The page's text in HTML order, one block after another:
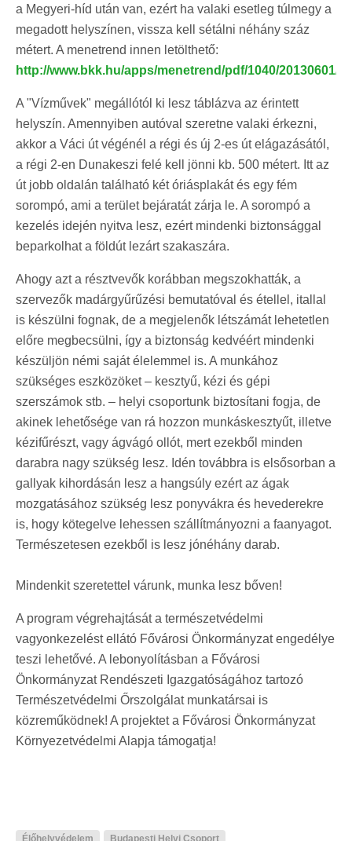
a Megyeri-híd után van, ezért ha valaki esetleg túlmegy a
megadott helyszínen, vissza kell sétálni néhány száz
métert. A menetrend innen letölthető:
http://www.bkk.hu/apps/menetrend/pdf/1040/20130601/
A "Vízművek" megállótól ki lesz táblázva az érintett
helyszín. Amennyiben autóval szeretne valaki érkezni,
akkor a Váci út végénél a régi és új 2-es út elágazásától,
a régi 2-en Dunakeszi felé kell jönni kb. 500 métert. Itt az
út jobb oldalán található két óriásplakát és egy fém
sorompó, ami a terület bejáratát zárja le. A sorompó a
kezelés idején nyitva lesz, ezért mindenki biztonsággal
beparkolhat a földút lezárt szakaszára.
Ahogy azt a résztvevők korábban megszokhatták, a
szervezők madárgyűrűzési bemutatóval és étellel, itallal
is készülni fognak, de a megjelenők létszámát lehetetlen
előre megbecsülni, így a biztonság kedvéért mindenki
készüljön némi saját élelemmel is. A munkához
szükséges eszközöket – kesztyű, kézi és gépi
szerszámok stb. – helyi csoportunk biztosítani fogja, de
akinek lehetősége van rá hozzon munkáskesztyűt, illetve
kézifűrészt, vagy ágvágó ollót, mert ezekből minden
darabra nagy szükség lesz. Idén továbbra is elsősorban a
gallyak kihordásán lesz a hangsúly ezért az ágak
mozgatásához szükség lesz ponyvákra és hevederekre
is, hogy kötegelve lehessen szállítmányozni a faanyagot.
Természetesen ezekből is lesz jónéhány darab.
Mindenkit szeretettel várunk, munka lesz bőven!
A program végrehajtását a természetvédelmi
vagyonkezelést ellátó Fővárosi Önkormányzat engedélye
teszi lehetővé. A lebonyolításban a Fővárosi
Önkormányzat Rendészeti Igazgatóságához tartozó
Természetvédelmi Őrszolgálat munkatársai is
közreműködnek! A projektet a Fővárosi Önkormányzat
Környezetvédelmi Alapja támogatja!